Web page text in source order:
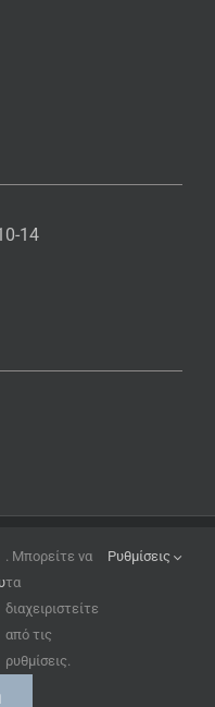
14
. Μπορείτε να
τα
διαχειριστείτε
από τις
ρυθμίσεις.
Ρυθμίσεις